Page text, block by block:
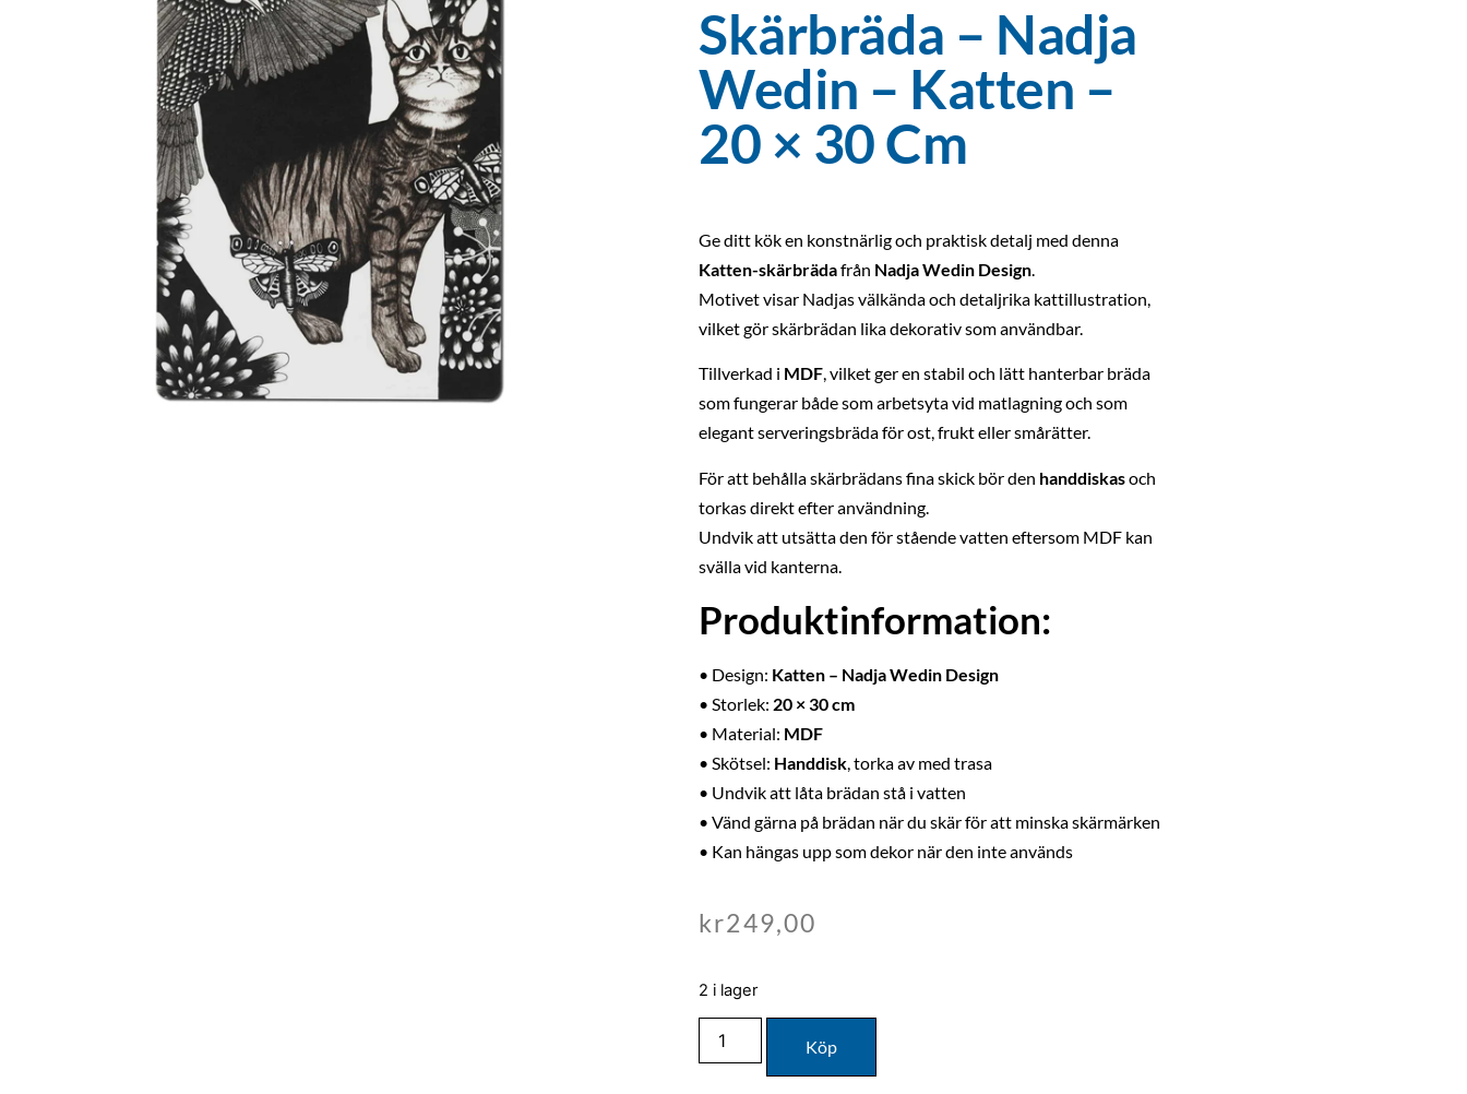
Skärbräda – Nadja
Wedin – Katten –
20 × 30 Cm
Ge ditt kök en konstnärlig och praktisk detalj med denna
Katten-skärbrädafrån Nadja Wedin Design.
Motivet visar Nadjas välkända och detaljrika kattillustration,
vilket gör skärbrädan lika dekorativ som användbar.
Tillverkad i MDF, vilket ger en stabil och lätt hanterbar bräda
som fungerar både som arbetsyta vid matlagning och som
elegant serveringsbräda för ost, frukt eller smårätter.
För att behålla skärbrädans fina skick bör den handdiskasoch
torkas direkt efter användning.
Undvik att utsätta den för stående vatten eftersom MDF kan
svälla vid kanterna.
Produktinformation:
• Design: Katten – Nadja Wedin Design
• Storlek: 20 × 30 cm
• Material: MDF
• Skötsel: Handdisk, torka av med trasa
• Undvik att låta brädan stå i vatten
• Vänd gärna på brädan när du skär för att minska skärmärken
• Kan hängas upp som dekor när den inte används
kr249,00
2 i lager
Köp